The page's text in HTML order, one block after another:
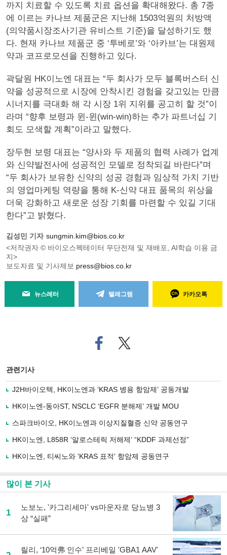
까지 치료할 수 있도록 치료 옵션을 확대해왔다. 총 7종
에 이르는 카나브 제품군은 지난해 1503억원의 처방액
(의약품시장조사기관 유비스트 기준)을 달성하기도 했
다. 현재 카나브 제품군 중 ‘투베로’와 ‘아카브’는 대원제
약과 코프로모션을 진행하고 있다.
곽달원 HK이노엔 대표는 “두 회사가 모두 블록버스터 신
약을 성공적으로 시장에 안착시킨 경험을 갖고있는 만큼
시너지를 극대화 해 각 시장 1위 지위를 공고히 할 것”이
라며 “향후 보령과 윈-윈(win-win)하는 추가 파트너십 기
회도 모색할 계획”이라고 말했다.
장두현 보령 대표는 “양사와 두 제품의 협력 사례가 업계
와 신약발전사에 성공적인 모델로 정착되길 바란다”며
“두 회사가 보유한 신약의 성공 경험과 임상적 가치 기반
의 영업마케팅 역량을 통해 K-신약 대표 품목의 위상을
더욱 강화하고 새로운 성장 기회를 마련할 수 있길 기대
한다”고 밝혔다.
김성민 기자 sungmin.kim@bios.co.kr
<저작권자 © 바이오스펙테이터 무단전재 및 재배포, AI학습 이용 금
지>
보도자료 및 기사제보 press@bios.co.kr
뉴스레터 텔레그램 카카오톡
페
이
로
사
유
기
트위
터로
관련기사
J2H바이오텍, HK이노엔과 ‘KRAS 병용 항암제’ 공동개발
HK이노엔-동아ST, NSCLC ‘EGFR 분해제’ 개발 MOU
스파크바이오, HK이노엔과 이상지질혈증 신약 공동연구
HK이노엔, L858R ‘알로스테릭 저해제’ “KDDF 과제선정”
HK이노엔, 티씨노와 'KRAS 표적' 항암제 공동연구
많이 본 기사
1
노보노, '카그리세마' vs마운자로 당뇨병 3
상 “실패”
릴리, ‘10억弗 인수’ 프리베일 'GBA1 AAV'